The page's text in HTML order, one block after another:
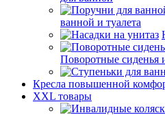
ванной и туалета
Поворотные сиденья
Кресла повышенной
XXL товары